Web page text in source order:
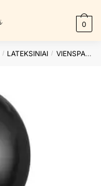
0
/ LATEKSINIAI / VIENSPALVIAI